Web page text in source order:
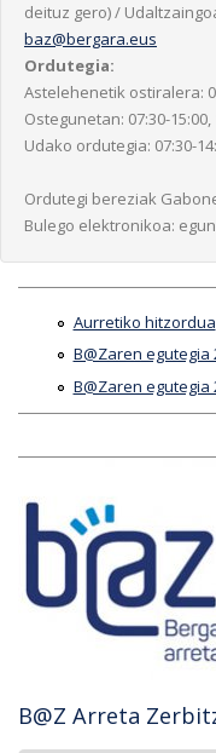
deituz gero) /
baz@bergara.eus
Ordutegia:
Astelehenetik ostiralera:
Ostegunetan: 07:30-15:00,
Udako ordutegia: 07:30-
Ordutegi bereziak
Bulego elektronikoa:
Aurretiko hitzordua
B@Zaren egutegia
B@Zaren egutegia
B@Z Arreta